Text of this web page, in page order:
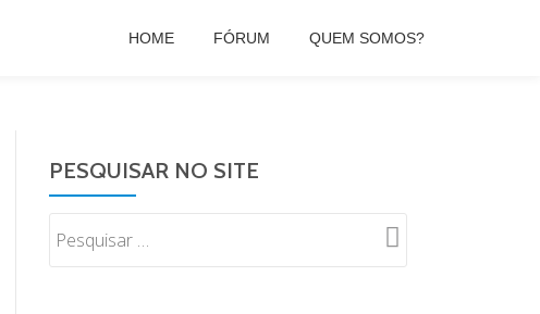
HOME FÓRUM QUEM SOMOS?
PESQUISAR NO SITE